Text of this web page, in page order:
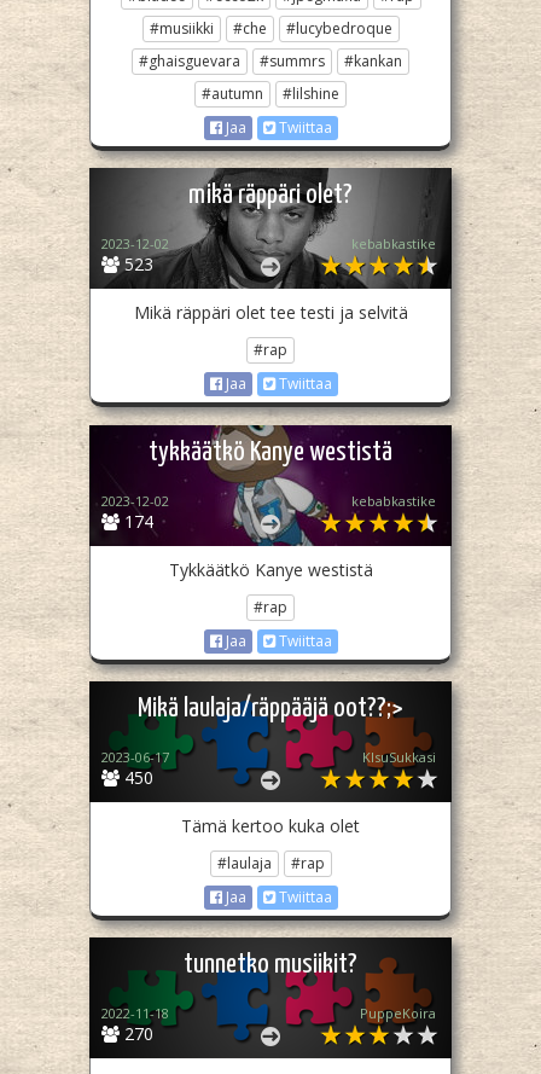
#musiikki
#che
#lucybedroque
#ghaisguevara
#summrs
#kankan
#autumn
#lilshine
Jaa
Twiittaa
mikä räppäri olet?
523
2023-12-02 kebabkastike
Mikä räppäri olet tee testi ja selvitä
#rap
Jaa
Twiittaa
tykkäätkö Kanye westistä
174
2023-12-02 kebabkastike
Tykkäätkö Kanye westistä
#rap
Jaa
Twiittaa
Mikä laulaja/räppääjä oot??;>
450
2023-06-17 KIsuSukkasi
Tämä kertoo kuka olet
#laulaja
#rap
Jaa
Twiittaa
tunnetko musiikit?
270
2022-11-18 PuppeKoira